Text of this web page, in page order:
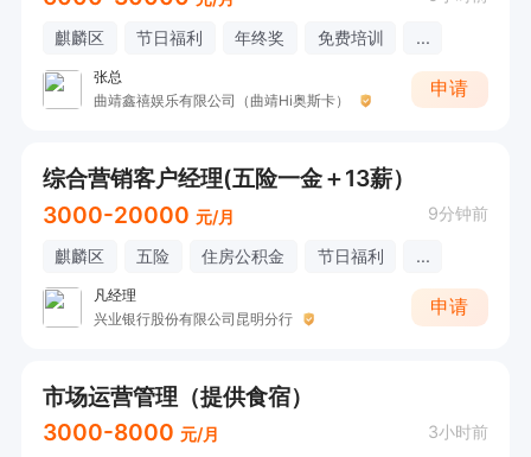
麒麟区 节日福利 年终奖 免费培训 ...
张总
曲靖鑫禧娱乐有限公司（曲靖Hi奥斯卡）
申请
综合营销客户经理(五险一金＋13薪）
3000-20000 元/月 9分钟前
麒麟区 五险 住房公积金 节日福利 ...
凡经理
兴业银行股份有限公司昆明分行
申请
市场运营管理（提供食宿）
3000-8000 元/月 3小时前